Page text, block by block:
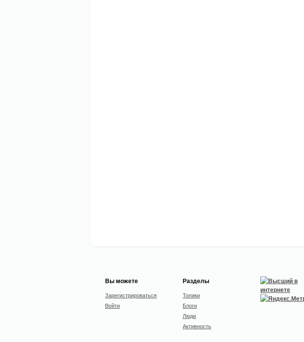
Вы можете
Зарегистрироваться
Войти
Разделы
Топики
Блоги
Люди
Активность